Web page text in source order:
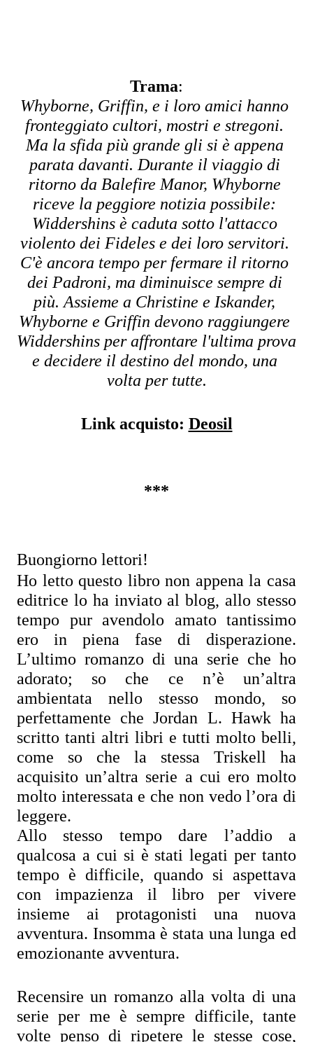
Trama:
Whyborne, Griffin, e i loro amici hanno
fronteggiato cultori, mostri e stregoni.
Ma la sfida più grande gli si è appena
parata davanti. Durante il viaggio di
ritorno da Balefire Manor, Whyborne
riceve la peggiore notizia possibile:
Widdershins è caduta sotto l'attacco
violento dei Fideles e dei loro servitori.
C'è ancora tempo per fermare il ritorno
dei Padroni, ma diminuisce sempre di
più. Assieme a Christine e Iskander,
Whyborne e Griffin devono raggiungere
Widdershins per affrontare l'ultima prova
e decidere il destino del mondo, una
volta per tutte.
Link acquisto: Deosil
***
Buongiorno lettori!
Ho letto questo libro non appena la casa
editrice lo ha inviato al blog, allo stesso
tempo pur avendolo amato tantissimo
ero in piena fase di disperazione.
L’ultimo romanzo di una serie che ho
adorato; so che ce n’è un’altra
ambientata nello stesso mondo, so
perfettamente che Jordan L. Hawk ha
scritto tanti altri libri e tutti molto belli,
come so che la stessa Triskell ha
acquisito un’altra serie a cui ero molto
molto interessata e che non vedo l’ora di
leggere.
Allo stesso tempo dare l’addio a
qualcosa a cui si è stati legati per tanto
tempo è difficile, quando si aspettava
con impazienza il libro per vivere
insieme ai protagonisti una nuova
avventura. Insomma è stata una lunga ed
emozionante avventura.
Recensire un romanzo alla volta di una
serie per me è sempre difficile, tante
volte penso di ripetere le stesse cose,